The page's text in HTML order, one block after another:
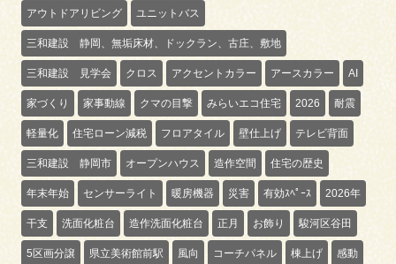
アウトドアリビング ユニットバス
三和建設 静岡、無垢床材、ドックラン、古庄、敷地
三和建設 見学会 クロス アクセントカラー アースカラー AI
家づくり 家事動線 クマの目撃 みらいエコ住宅 2026 耐震
軽量化 住宅ローン減税 フロアタイル 壁仕上げ テレビ背面
三和建設 静岡市 オープンハウス 造作空間 住宅の歴史
年末年始 センサーライト 暖房機器 災害 有効ｽﾍﾟｰｽ 2026年
干支 洗面化粧台 造作洗面化粧台 正月 お飾り 駿河区谷田
5区画分譲 県立美術館前駅 風向 コーチパネル 棟上げ 感動